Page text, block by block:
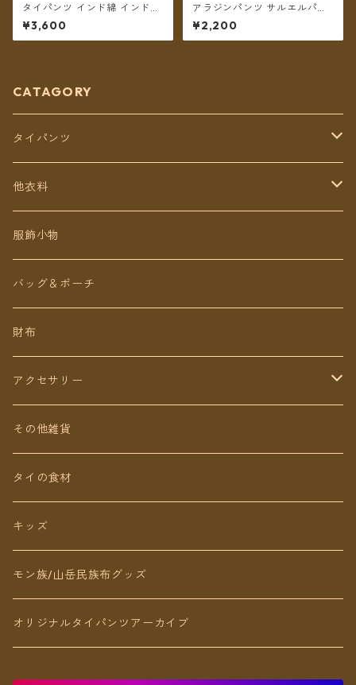
タイパンツ インド綿 インド更
紗 no.12 フラワープリント 2
タイプ全6カラー ロング丈【メ
ール便送料無料】
¥3,600
アラジンパンツ サルエルパン
ツ 2WAY レーヨン Bタイプ ド
ットフェザー 【メール便送料
無料】
¥2,200
CATAGORY
タイパンツ
定番無地タイパンツ
チェトオリジナル
ロング丈
ミディアム丈
ショート丈
Baby&Kids
他衣料
トップス
ワンピース
パンツ
スカート
キッズ
服飾小物
バッグ＆ポーチ
財布
アクセサリー
ピアス（イヤリング）
ネックレス
リング
ブレスレット
アンクレット
その他雑貨
タイの食材
キッズ
モン族/山岳民族布グッズ
オリジナルタイパンツアーカイブ